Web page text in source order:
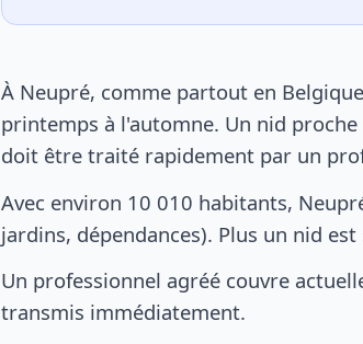
À Neupré, comme partout en
printemps à l'automne. Un nid
doit être traité rapidement par un
Avec environ 10 010 habitants,
jardins, dépendances). Plus un nid
Un professionnel agréé couvre
transmis immédiatement.